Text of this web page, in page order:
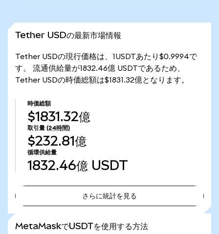
Tether USDの最新市場情報
Tether USDの現行価格は、1USDTあたり$0.9994で
す。 流通供給量が1832.46億 USDTであるため、
Tether USDの時価総額は$1831.32億となります。
時価総額
$1831.32億
取引量 (24時間)
$232.81億
循環供給量
1832.46億 USDT
さらに統計を見る
MetaMaskでUSDTを使用する方法